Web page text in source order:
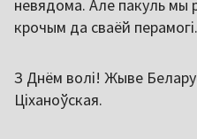
невядома. Але пакуль мы
крочым да сваёй перамогі.
З Днём волі! Жыве
Ціханоўская.